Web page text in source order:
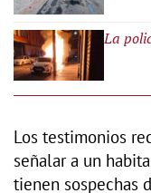
La
Los testimonios
señalar a un
tienen sospechas